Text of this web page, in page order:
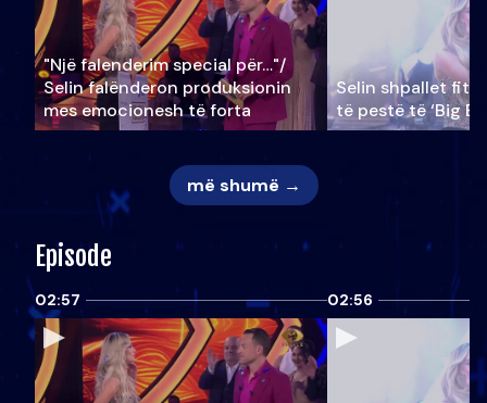
"Një falenderim special për…"/
Selin falënderon produksionin
mes emocionesh të forta
Selin shpallet
të pestë të ‘Big
më shumë →
Episode
02:57 02:56